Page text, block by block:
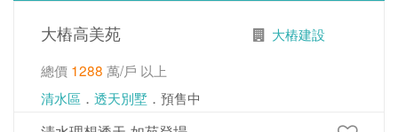
大樁高美苑
大樁建設
總價 1288 萬/戶 以上
清水區 ． 透天別墅 ．預售中